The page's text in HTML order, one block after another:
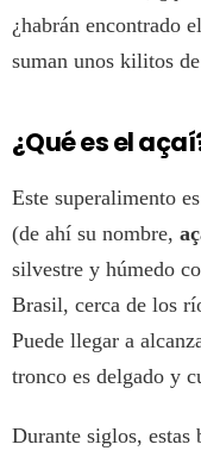
¿habrán encontrado
suman unos kilitos
¿Qué es el
Este superalimento
(de ahí su nombre,
silvestre y húmedo
Brasil, cerca de los
Puede llegar a
tronco es delgado y
Durante siglos, estas